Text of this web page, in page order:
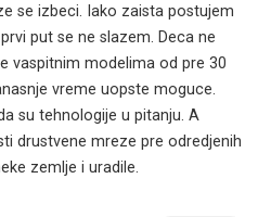
se izbeci. Iako zaista postujem
put se ne slazem. Deca ne
vaspitnim modelima od pre 30
vreme uopste moguce.
su tehnologije u pitanju. A
drustvene mreze pre odredjenih
zemlje i uradile.